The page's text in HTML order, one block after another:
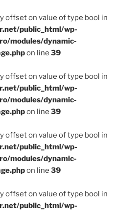
offset on value of type bool in
public_html/wp-
modules/dynamic-
on line 39
offset on value of type bool in
public_html/wp-
modules/dynamic-
on line 39
offset on value of type bool in
public_html/wp-
modules/dynamic-
on line 39
offset on value of type bool in
public_html/wp-